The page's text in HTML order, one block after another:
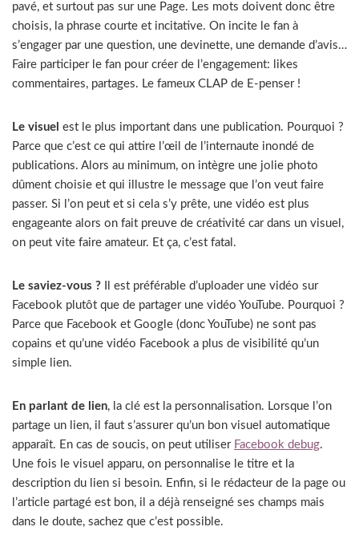
pavé, et surtout pas sur une Page. Les mots doivent donc être
choisis, la phrase courte et incitative. On incite le fan à
s’engager par une question, une devinette, une demande d’avis…
Faire participer le fan pour créer de l’engagement: likes
commentaires, partages. Le fameux CLAP de E-penser !
Le visuel est le plus important dans une publication. Pourquoi ?
Parce que c’est ce qui attire l’œil de l’internaute inondé de
publications. Alors au minimum, on intègre une jolie photo
dûment choisie et qui illustre le message que l’on veut faire
passer. Si l’on peut et si cela s’y prête, une vidéo est plus
engageante alors on fait preuve de créativité car dans un visuel,
on peut vite faire amateur. Et ça, c’est fatal.
Le saviez-vous ? Il est préférable d’uploader une vidéo sur
Facebook plutôt que de partager une vidéo YouTube. Pourquoi ?
Parce que Facebook et Google (donc YouTube) ne sont pas
copains et qu’une vidéo Facebook a plus de visibilité qu’un
simple lien.
En parlant de lien, la clé est la personnalisation. Lorsque l’on
partage un lien, il faut s’assurer qu’un bon visuel automatique
apparaît. En cas de soucis, on peut utiliser Facebook debug.
Une fois le visuel apparu, on personnalise le titre et la
description du lien si besoin. Enfin, si le rédacteur de la page ou
l’article partagé est bon, il a déjà renseigné ses champs mais
dans le doute, sachez que c’est possible.